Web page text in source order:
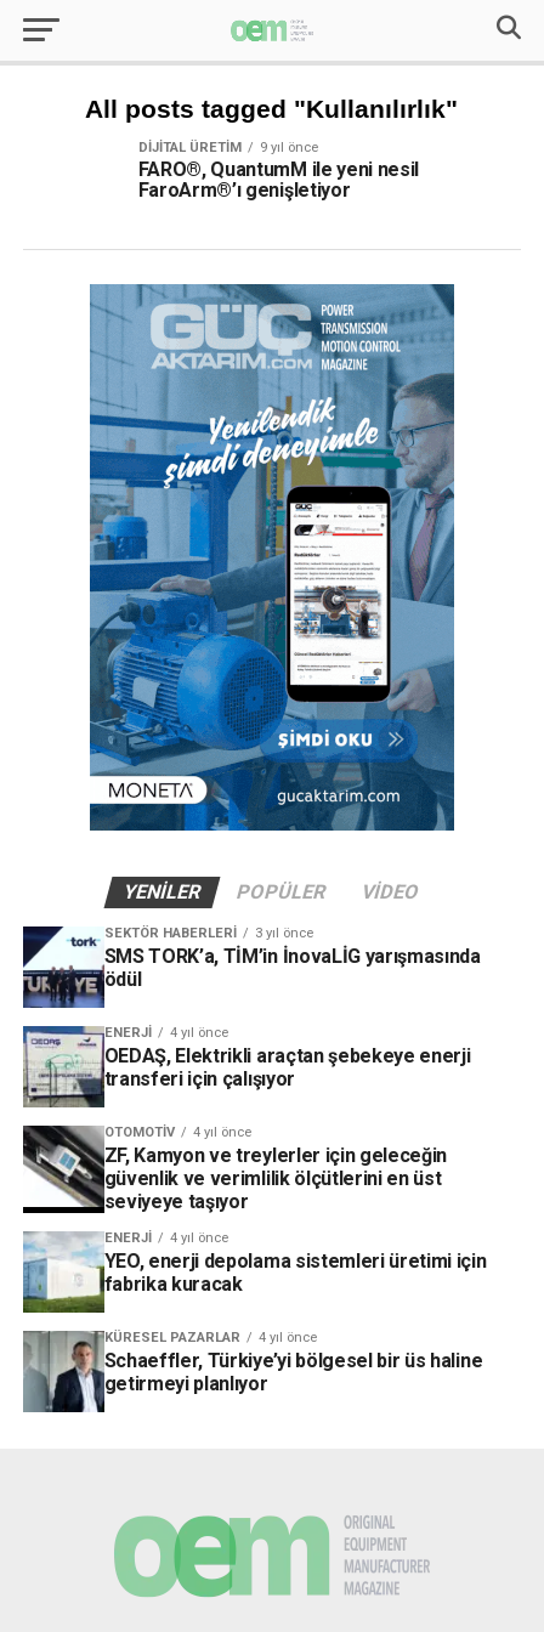
All posts tagged "Kullanılırlık"
DIJITAL ÜRETIM 9 yıl önce
FARO®, QuantumM ile yeni nesil
FaroArm®’ı genişletiyor
YENILER POPÜLER VIDEO
SEKTÖR HABERLERI 3 yıl önce
SMS TORK’a, TİM’in İnovaLİG yarışmasında
ödül
ENERJI 4 yıl önce
OEDAŞ, Elektrikli araçtan şebekeye enerji
transferi için çalışıyor
OTOMOTIV 4 yıl önce
ZF, Kamyon ve treylerler için geleceğin
güvenlik ve verimlilik ölçütlerini en üst
seviyeye taşıyor
ENERJI 4 yıl önce
YEO, enerji depolama sistemleri üretimi için
fabrika kuracak
KÜRESEL PAZARLAR 4 yıl önce
Schaeffler, Türkiye’yi bölgesel bir üs haline
getirmeyi planlıyor